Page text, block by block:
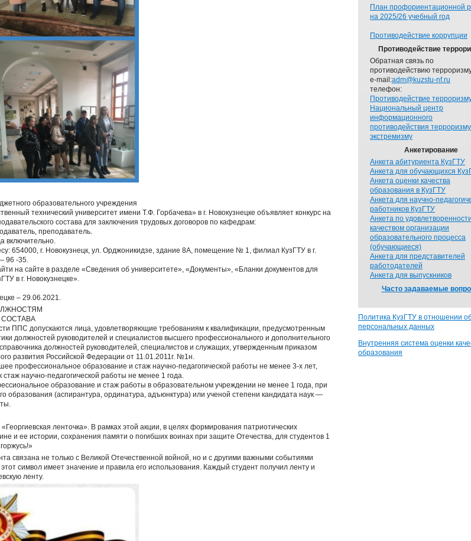
образовательного учреждения
технический университет имени Т.Ф. Горбачева» в г. Новокузнецке объявляет конкурс на
состава для заключения трудовых договоров по кафедрам:
преподаватель.
включительно.
654000, г. Новокузнецк, ул. Орджоникидзе, здание 8А, помещение № 1, филиал КузГТУ в г.
96 -35.
на сайте в разделе «Сведения об университете», «Документы», «Бланки документов для
в г. Новокузнецке».
– 29.06.2021.
ППС допускаются лица, удовлетворяющие требованиям к квалификации, предусмотренным
должностей руководителей и специалистов высшего профессионального и дополнительного
должностей руководителей, специалистов и служащих, утвержденным приказом
развития Российской Федерации от 11.01.2011г. №1н.
профессиональное образование и стаж научно-педагогической работы не менее 3-х лет,
научно-педагогической работы не менее 1 года.
образование и стаж работы в образовательном учреждении не менее 1 года, при
образования (аспирантура, ординатура, адъюнктура) или ученой степени кандидата наук —
ленточка». В рамках этой акции, в целях формирования патриотических
и ее истории, сохранения памяти о погибших воинах при защите Отечества, для студентов 1
связана не только с Великой Отечественной войной, но и с другими важными событиями
символ имеет значение и правила его использования. Каждый студент получил ленту и
ленту.
План профориентационной
на 2025/26 учебный год
Противодействие коррупции
Противодействие
Обратная связь по
противодействию
e-mail:adm@kuzstu-nf.ru
телефон:
Противодействие
Национальный центр
информационного
противодействия
экстремизму
Анкетирование
Анкета абитуриента КузГТУ
Анкета для обучающихся
Анкета оценки качества
образования в КузГТУ
Анкета для научно-
работников КузГТУ
Анкета по
качеством организации
образовательного процесса
(обучающиеся)
Анкета для представителей
работодателей
Анкета для выпускников
Часто задаваемые
Политика КузГТУ в отношении
персональных данных
Внутренняя система оценки
образования